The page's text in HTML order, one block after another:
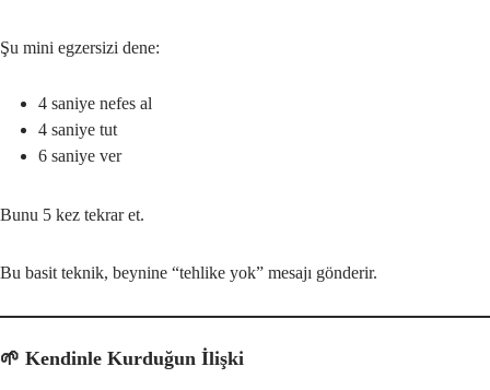
Şu mini egzersizi dene:
4 saniye nefes al
4 saniye tut
6 saniye ver
Bunu 5 kez tekrar et.
Bu basit teknik, beynine “tehlike yok” mesajı gönderir.
🌱 Kendinle Kurduğun İlişki